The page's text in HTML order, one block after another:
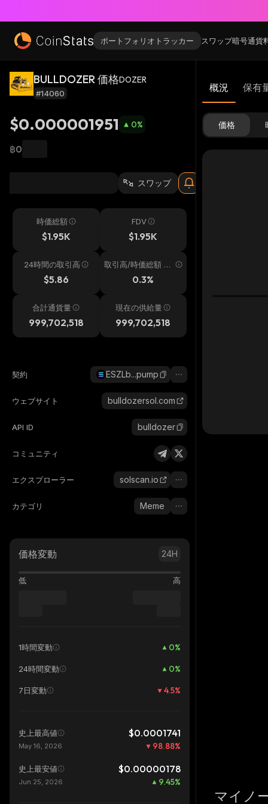
ポートフォリオトラッカー スワップ暗号通貨
BULLDOZER 価格DOZER
#14060
$0.000001951 0%
฿0
スワップ
時価総額
$1.95K
FDV
$1.95K
24時間の取引高
$5.86
取引高/時価総額 24
0.3%
合計通貨量
999,702,518
現在の供給量
999,702,518
契約 ESZLb...pump
ウェブサイト bulldozersol.com
API ID bulldozer
コミュニティ
エクスプローラー solscan.io
カテゴリ Meme
価格変動 24H
低 高
1時間変動 0%
24時間変動 0%
7日変動 4.5%
史上最高値 $0.0001741
May 16, 2026 98.88%
史上最安値 $0.00000178
Jun 25, 2026 9.45%
概況 保有
価格
マイノ